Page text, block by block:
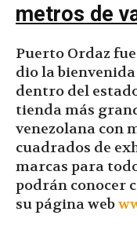
metros de
Puerto Ordaz
dio la
dentro del
tienda más
venezolana con
cuadrados de
marcas para
podrán conocer
su página web